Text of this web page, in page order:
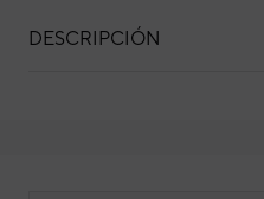
DESCRIPCIÓN